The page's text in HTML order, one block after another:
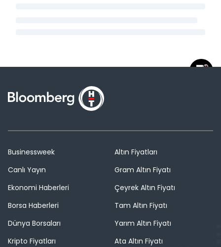
Businessweek
Canlı Yayın
Ekonomi Haberleri
Borsa Haberleri
Dünya Borsaları
Kripto Fiyatları
Altın Fiyatları
Gram Altın Fiyatı
Çeyrek Altın Fiyatı
Tam Altın Fiyatı
Yarım Altın Fiyatı
Ata Altın Fiyatı